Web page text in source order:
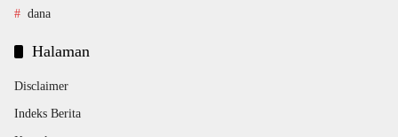
dana
Halaman
Disclaimer
Indeks Berita